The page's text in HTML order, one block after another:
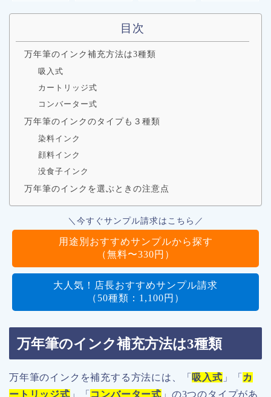
目次
万年筆のインク補充方法は3種類
吸入式
カートリッジ式
コンバーター式
万年筆のインクのタイプも３種類
染料インク
顔料インク
没食子インク
万年筆のインクを選ぶときの注意点
＼今すぐサンプル請求はこちら／
用途別おすすめサンプルから探す
（無料〜330円）
大人気！店長おすすめサンプル請求
（50種類：1,100円）
万年筆のインク補充方法は3種類
万年筆のインクを補充する方法には、「 吸入式 」「 カ
ートリッジ式 」「 コンバーター式 」の3つのタイプがあ